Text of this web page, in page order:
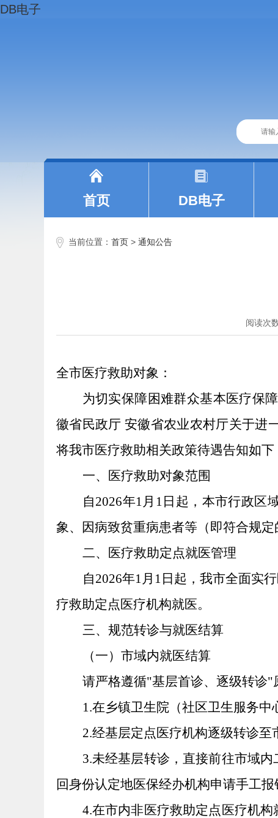
DB电子
首页 DB电子
当前位置： 首页 > 通知公告
阅读次
全市医疗救助对象：
为切实保障困难群众基本医疗保
徽省民政厅 安徽省农业农村厅关于进
将我市医疗救助相关政策待遇告知如
一、医疗救助对象范围
自2026年1月1日起，本市行政区
象、因病致贫重病患者等（即符合规定
二、医疗救助定点就医管理
自2026年1月1日起，我市全面实
疗救助定点医疗机构就医。
三、规范转诊与就医结算
（一）市域内就医结算
请严格遵循"基层首诊、逐级转诊"
1.在乡镇卫生院（社区卫生服务
2.经基层定点医疗机构逐级转诊至
3.未经基层转诊，直接前往市域
回身份认定地医保经办机构申请手工报
4.在市内非医疗救助定点医疗机